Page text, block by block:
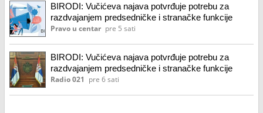
BIRODI: Vučićeva najava potvrđuje potrebu za
razdvajanjem predsedničke i stranačke funkcije
Pravo u centar pre 5 sati
BIRODI: Vučićeva najava potvrđuje potrebu za
razdvajanjem predsedničke i stranačke funkcije
Radio 021 pre 6 sati